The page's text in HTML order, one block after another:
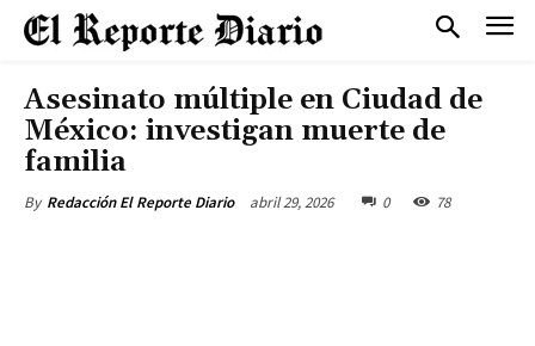
Asesinato múltiple en Ciudad de
México: investigan muerte de
familia
By Redacción El Reporte Diario abril 29, 2026 0 78